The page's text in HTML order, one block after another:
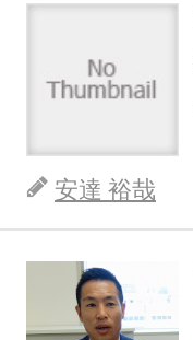
安達 裕哉